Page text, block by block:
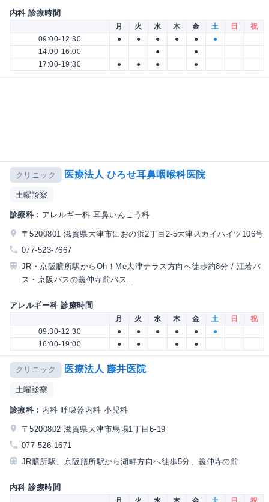
内科 診療時間
月 火 水 木 金 土 日
祝
09:00-12:30
● ● ● ● ●
●
14:00-16:00
●
●
17:00-19:30
● ● ● ●
クリニック 医療法人 ひろせ耳鼻咽喉科医院
土曜診察
診療科： アレルギー科 耳鼻いんこう科
〒5200801 滋賀県大津市におの浜2丁目2-5大津スカイハイツ106号
077-523-7667
JR・京阪膳所駅からOh！Me大津テラス方向へ徒歩約8分 / 江若バ
ス・京阪バスの義仲寺前バス...
アレルギー科 診療時間
月 火 水 木 金 土 日
祝
09:30-12:30
● ● ● ● ●
●
16:00-19:00
● ● ● ●
クリニック 医療法人 藤井医院
土曜診察
診療科： 内科 呼吸器内科 小児科
〒5200802 滋賀県大津市馬場1丁目6-19
077-526-1671
JR膳所駅、京阪膳所駅から湖畔方向へ徒歩5分、義仲寺の前
内科 診療時間